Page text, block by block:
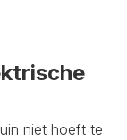
niet hoeft te